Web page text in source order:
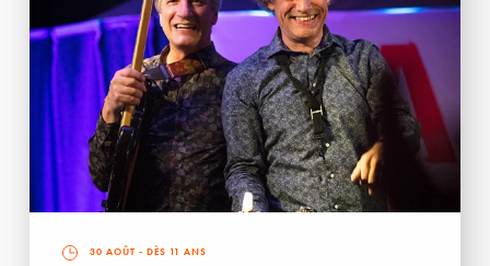
30 AOÛT - DÈS 11 ANS